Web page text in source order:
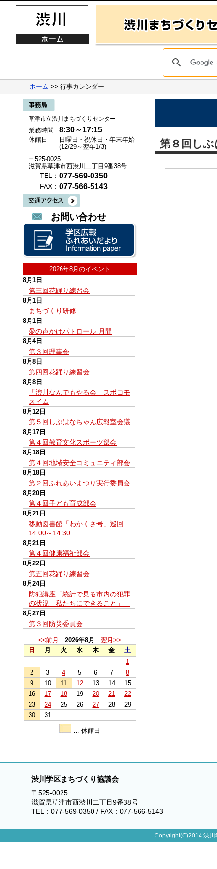
ホーム >> 行事カレンダー
草津市立渋川まちづくりセンター
業務時間 8:30～17:15
休館日
日曜日・祝休日・年末年始
(12/29～翌年1/3)
〒525-0025
滋賀県草津市西渋川二丁目9番38号
TEL： 077-569-0350
FAX： 077-566-5143
お問い合わせ
2026年8月のイベント
8月1日
第三回花踊り練習会
8月1日
まちづくり研修
8月1日
愛の声かけパトロール 月間
8月4日
第３回理事会
8月8日
第四回花踊り練習会
8月8日
「渋川なんでもやる会」スポコモ
スイム
8月12日
第５回しぶはなちゃん広報室会議
8月17日
第４回教育文化スポーツ部会
8月18日
第４回地域安全コミュニティ部会
8月18日
第２回ふれあいまつり実行委員会
8月20日
第４回子ども育成部会
8月21日
移動図書館「わかくさ号」巡回
14:00～14:30
8月21日
第４回健康福祉部会
8月22日
第五回花踊り練習会
8月24日
防犯講座「統計で見る市内の犯罪
の状況 私たちにできること」
8月27日
第３回防災委員会
<<前月 2026年8月
翌月>>
日
月 火 水 木 金
土
1
2
3 4 5 6 7
8
9
10 11 12 13 14
15
16
17 18 19 20 21
22
23
24 25 26 27 28
29
30
31
… 休館日
第８回し
渋川学区まちづくり協議会
〒525-0025
滋賀県草津市西渋川二丁目9番38号
TEL：077-569-0350 / FAX：077-566-5143
Copyright(C)2014 渋川